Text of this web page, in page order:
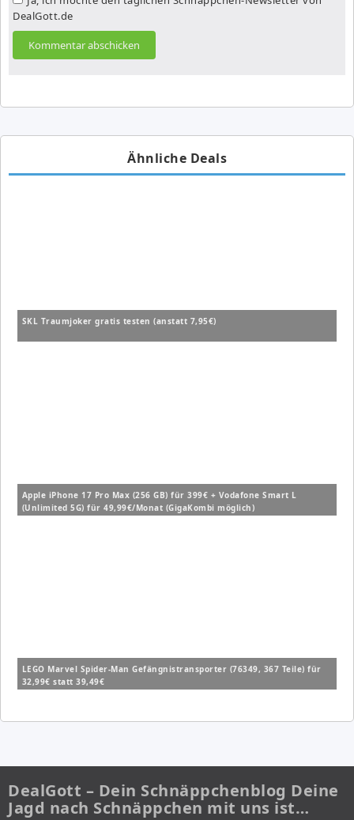
DealGott.de
Ähnliche Deals
SKL Traumjoker gratis testen (anstatt 7,95€)
Apple iPhone 17 Pro Max (256 GB) für 399€ + Vodafone Smart L
(Unlimited 5G) für 49,99€/Monat (GigaKombi möglich)
LEGO Marvel Spider-Man Gefängnistransporter (76349, 367 Teile) für
32,99€ statt 39,49€
DealGott – Dein Schnäppchenblog Deine
Jagd nach Schnäppchen mit uns ist…